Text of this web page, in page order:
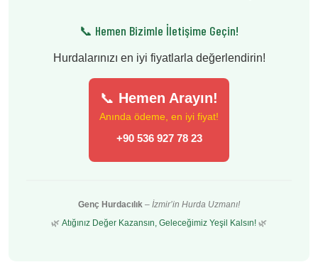
📞 Hemen Bizimle İletişime Geçin!
Hurdalarınızı en iyi fiyatlarla değerlendirin!
📞 Hemen Arayın!
Anında ödeme, en iyi fiyat!
+90 536 927 78 23
Genç Hurdacılık – İzmir’in Hurda Uzmanı!
🌿 Atığınız Değer Kazansın, Geleceğimiz Yeşil Kalsın! 🌿